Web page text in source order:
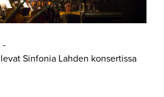
-
Sinfonia Lahden konsertissa